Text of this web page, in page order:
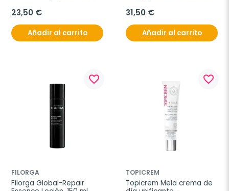
23,50 €
Añadir al carrito
31,50 €
Añadir al carrito
favorite_border
FILORGA
Filorga Global-Repair
favorite_border
TOPICREM
Topicrem Mela crema de